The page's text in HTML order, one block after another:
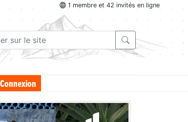
1 membre et 42 invités en ligne
Connexion